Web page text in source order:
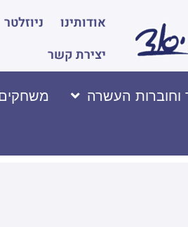
אודותינו ניוזלטר
יצירת קשר
וחוברות העשרה משחקים